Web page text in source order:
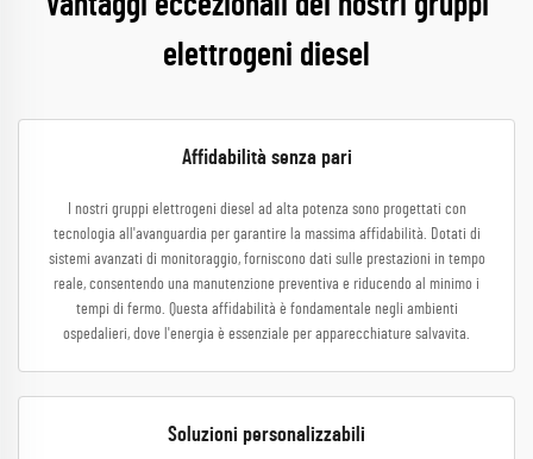
elettrogeni diesel
Affidabilità senza pari
I nostri gruppi elettrogeni diesel ad alta potenza sono progettati con
tecnologia all'avanguardia per garantire la massima affidabilità. Dotati di
sistemi avanzati di monitoraggio, forniscono dati sulle prestazioni in tempo
reale, consentendo una manutenzione preventiva e riducendo al minimo i
tempi di fermo. Questa affidabilità è fondamentale negli ambienti
ospedalieri, dove l'energia è essenziale per apparecchiature salvavita.
Soluzioni personalizzabili